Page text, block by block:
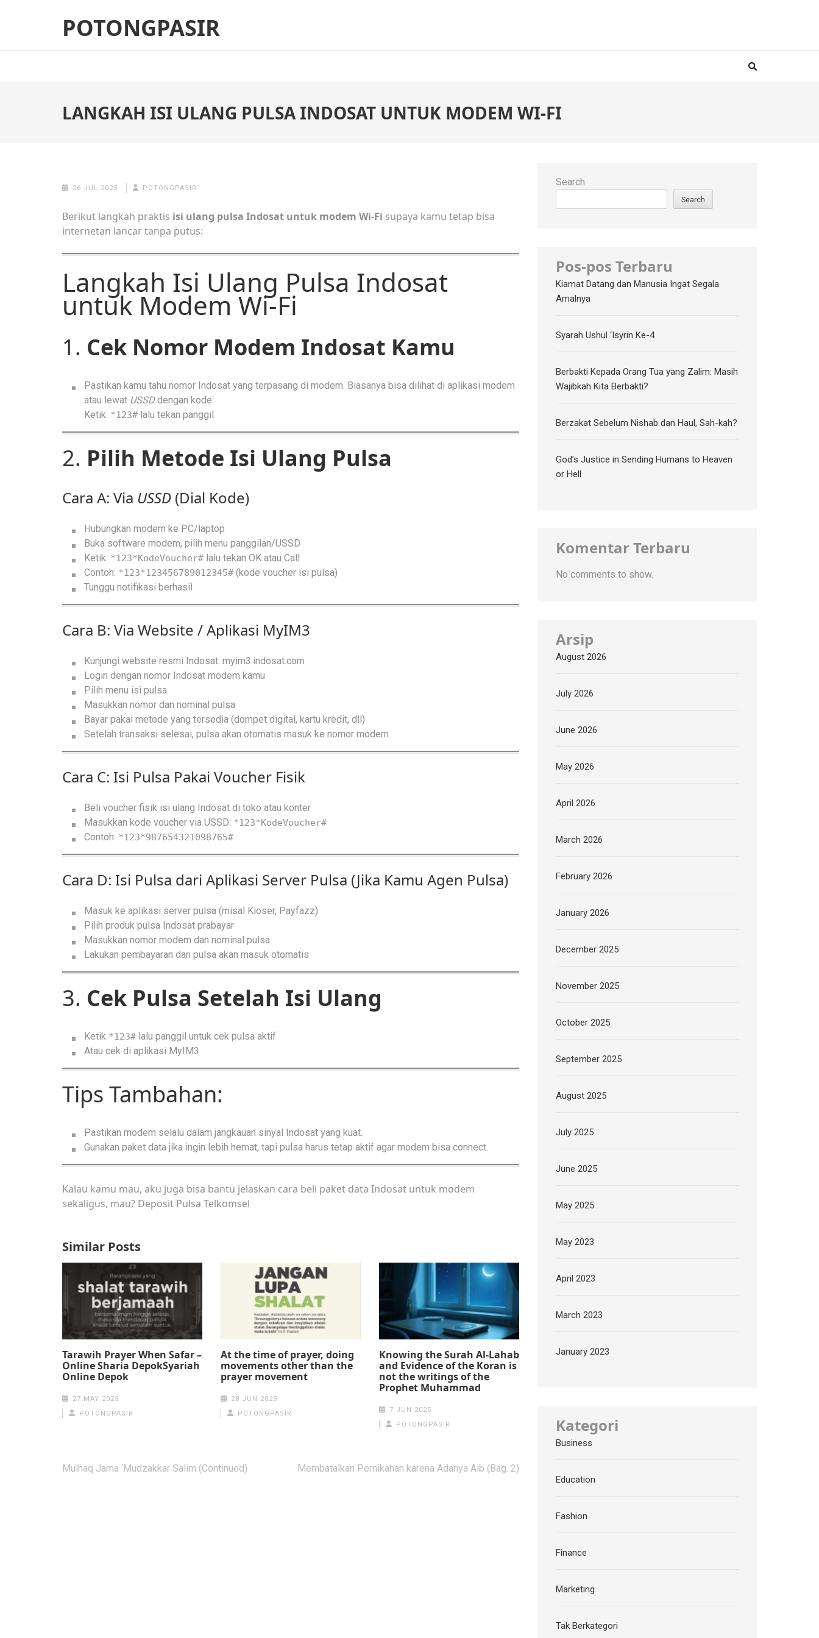
(Press
POTONGPASIR
LANGKAH ISI ULANG PULSA INDOSAT UNTUK MODEM WI-FI
26 JUL 2025 POTONGPASIR
Berikut langkah praktis isi ulang pulsa Indosat untuk modem Wi-Fi supaya kamu tetap bisa
internetan lancar tanpa putus:
Langkah Isi Ulang Pulsa Indosat
untuk Modem Wi-Fi
1. Cek Nomor Modem Indosat Kamu
Pastikan kamu tahu nomor Indosat yang terpasang di modem. Biasanya bisa dilihat di aplikasi modem
atau lewat USSDdengan kode:
Ketik: *123# lalu tekan panggil.
2. Pilih Metode Isi Ulang Pulsa
Cara A: Via USSD (Dial Kode)
Hubungkan modem ke PC/laptop
Buka software modem, pilih menu panggilan/USSD
Ketik: *123*KodeVoucher# lalu tekan OK atau Call
Contoh: *123*123456789012345# (kode voucher isi pulsa)
Tunggu notifikasi berhasil
Cara B: Via Website / Aplikasi MyIM3
Kunjungi website resmi Indosat: myim3.indosat.com
Login dengan nomor Indosat modem kamu
Pilih menu isi pulsa
Masukkan nomor dan nominal pulsa
Bayar pakai metode yang tersedia (dompet digital, kartu kredit, dll)
Setelah transaksi selesai, pulsa akan otomatis masuk ke nomor modem
Cara C: Isi Pulsa Pakai Voucher Fisik
Beli voucher fisik isi ulang Indosat di toko atau konter
Masukkan kode voucher via USSD: *123*KodeVoucher#
Contoh: *123*987654321098765#
Cara D: Isi Pulsa dari Aplikasi Server Pulsa (Jika Kamu Agen Pulsa)
Masuk ke aplikasi server pulsa (misal Kioser, Payfazz)
Pilih produk pulsa Indosat prabayar
Masukkan nomor modem dan nominal pulsa
Lakukan pembayaran dan pulsa akan masuk otomatis
3. Cek Pulsa Setelah Isi Ulang
Ketik *123# lalu panggil untuk cek pulsa aktif
Atau cek di aplikasi MyIM3
Tips Tambahan:
Pastikan modem selalu dalam jangkauan sinyal Indosat yang kuat.
Gunakan paket data jika ingin lebih hemat, tapi pulsa harus tetap aktif agar modem bisa connect.
Kalau kamu mau, aku juga bisa bantu jelaskan cara beli paket data Indosat untuk modem
sekaligus, mau? Deposit Pulsa Telkomsel
Similar Posts
Tarawih Prayer When Safar –
Online Sharia DepokSyariah
Online Depok
27 MAY 2025
POTONGPASIR
At the time of prayer, doing
movements other than the
prayer movement
28 JUN 2025
POTONGPASIR
Knowing the Surah Al-Lahab
and Evidence of the Koran is
not the writings of the
Prophet Muhammad
7 JUN 2025
POTONGPASIR
Post
Mulhaq Jama ‘Mudzakkar Salim (Continued) Membatalkan Pernikahan karena Adanya Aib (Bag. 2)
Search
Search
Pos-pos Terbaru
Kiamat Datang dan Manusia Ingat Segala
Amalnya
Syarah Ushul ‘Isyrin Ke-4
Berbakti Kepada Orang Tua yang Zalim: Masih
Wajibkah Kita Berbakti?
Berzakat Sebelum Nishab dan Haul, Sah-kah?
God’s Justice in Sending Humans to Heaven
or Hell
Komentar Terbaru
No comments to show.
Arsip
August 2026
July 2026
June 2026
May 2026
April 2026
March 2026
February 2026
January 2026
December 2025
November 2025
October 2025
September 2025
August 2025
July 2025
June 2025
May 2025
May 2023
April 2023
March 2023
January 2023
Kategori
Business
Education
Fashion
Finance
Marketing
Tak Berkategori